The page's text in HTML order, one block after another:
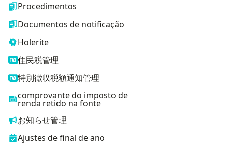
Procedimentos
Documentos de notificação
Holerite
住民税管理
特別徴収税額通知管理
comprovante do imposto de
renda retido na fonte
お知らせ管理
Ajustes de final de ano